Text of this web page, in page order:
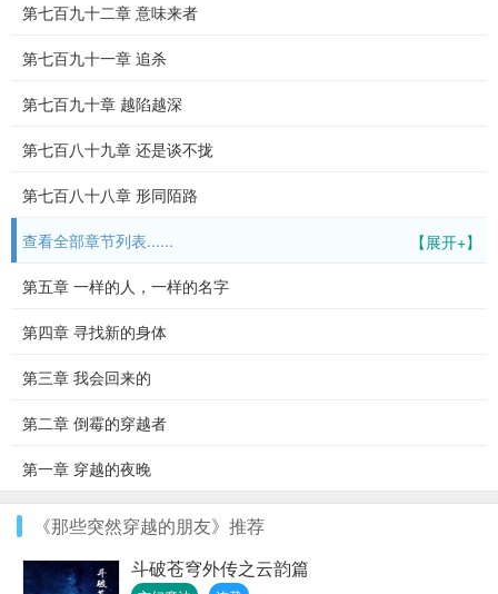
第七百九十二章 意味来者
第七百九十一章 追杀
第七百九十章 越陷越深
第七百八十九章 还是谈不拢
第七百八十八章 形同陌路
【展开+】
查看全部章节列表......
第五章 一样的人，一样的名字
第四章 寻找新的身体
第三章 我会回来的
第二章 倒霉的穿越者
第一章 穿越的夜晚
《那些突然穿越的朋友》推荐
斗破苍穹外传之云韵篇